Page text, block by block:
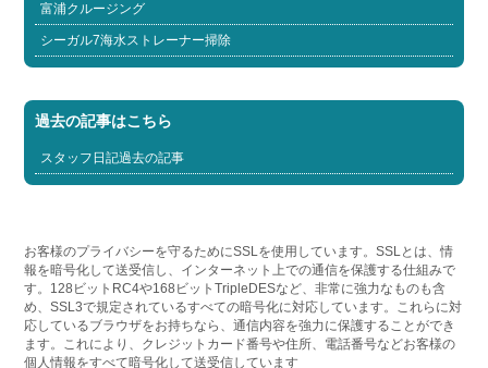
富浦クルージング
シーガル7海水ストレーナー掃除
過去の記事はこちら
スタッフ日記過去の記事
お客様のプライバシーを守るためにSSLを使用しています。SSLとは、情
報を暗号化して送受信し、インターネット上での通信を保護する仕組みで
す。128ビットRC4や168ビットTripleDESなど、非常に強力なものも含
め、SSL3で規定されているすべての暗号化に対応しています。これらに対
応しているブラウザをお持ちなら、通信内容を強力に保護することができ
ます。これにより、クレジットカード番号や住所、電話番号などお客様の
個人情報をすべて暗号化して送受信しています